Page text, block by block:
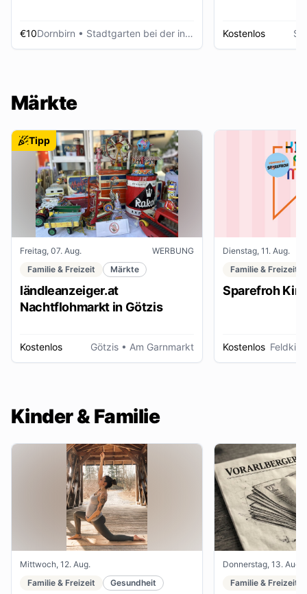
€10Dornbirn • Stadtgarten bei der inatura Kostenlos
Märkte
Tipp
Freitag, 07. Aug.
WERBUNG
Familie & Freizeit
Märkte
ländleanzeiger.at
Nachtflohmarkt in Götzis
Kostenlos Götzis • Am Garnmarkt
Dienstag, 11. Aug.
Familie & Freizeit
Sparefroh
Kostenlos
Kinder & Familie
Mittwoch, 12. Aug.
Familie & Freizeit
Gesundheit
Donnerstag, 13. Aug.
Familie & Freizeit